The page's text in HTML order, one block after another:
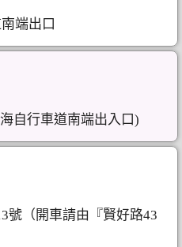
端出口
自行車道南端出入口)
號（開車請由『賢好路43